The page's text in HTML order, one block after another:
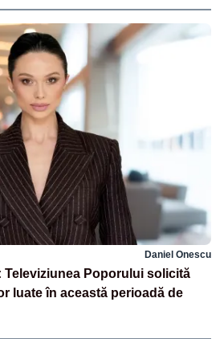
Daniel Onescu
Televiziunea Poporului solicită
luate în această perioadă de